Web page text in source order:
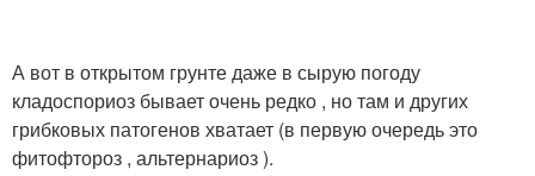
А вот в открытом грунте даже в сырую погоду
кладоспориоз бывает очень редко , но там и других
грибковых патогенов хватает (в первую очередь это
фитофтороз , альтернариоз ).